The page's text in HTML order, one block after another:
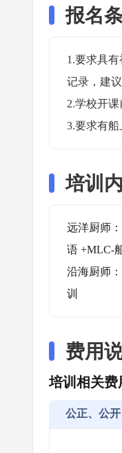
报名
1.要求具
记录，建
2.学校开
3.要求有
培训
远洋厨师
语 +MLC-
沿海厨师
训
费用
培训相关费
公正、公